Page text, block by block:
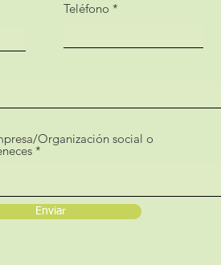
Teléfono
Organización social o
Enviar